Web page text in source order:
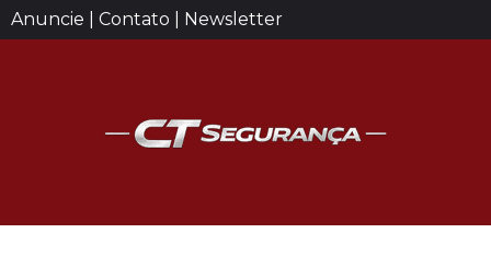
Anuncie | Contato | Newsletter